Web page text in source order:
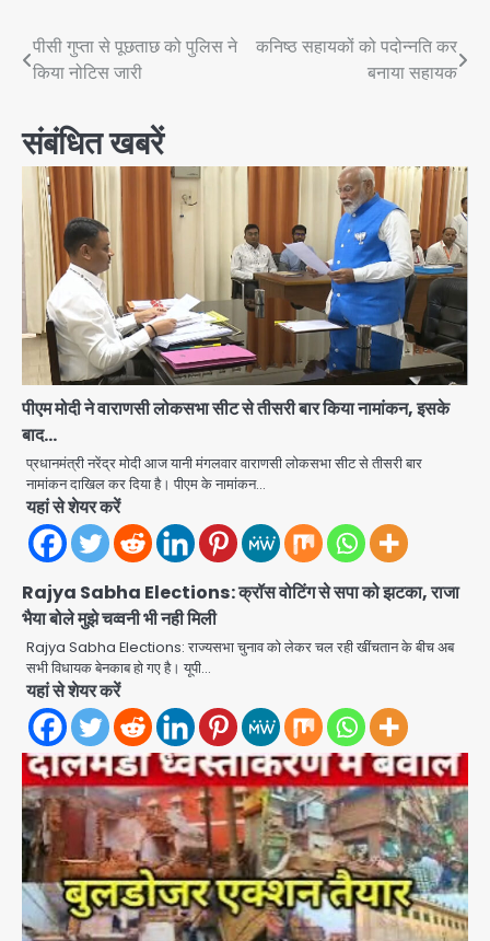
Post
navigation
पीसी गुप्ता से पूछताछ को पुलिस ने
किया नोटिस जारी
कनिष्ठ सहायकों को पदोन्नति कर
बनाया सहायक
संबंधित खबरें
पीएम मोदी ने वाराणसी लोकसभा सीट से तीसरी बार किया नामांकन, इसके
बाद…
प्रधानमंत्री नरेंद्र मोदी आज यानी मंगलवार वाराणसी लोकसभा सीट से तीसरी बार
नामांकन दाखिल कर दिया है। पीएम के नामांकन…
यहां से शेयर करें
Rajya Sabha Elections: क्रॉस वोटिंग से सपा को झटका, राजा
भैया बोले मुझे चव्वनी भी नही मिली
Rajya Sabha Elections: राज्यसभा चुनाव को लेकर चल रही खींचतान के बीच अब
सभी विधायक बेनकाब हो गए है। यूपी…
यहां से शेयर करें
2
Rahul Gandhi’s Prayagraj
संदेश, बीजेपी का वार
Avinash Kumar
3
युवा इनोवेटरों की सोच से हाईटेक होगी दिल्ली
पुलिस
Team JHJ
सुदर्शन शक्ति-वी अभ्यास में मॉक आॅपरेशन